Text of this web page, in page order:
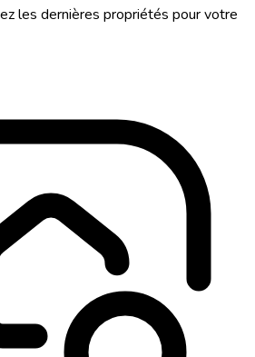
les dernières propriétés pour votre